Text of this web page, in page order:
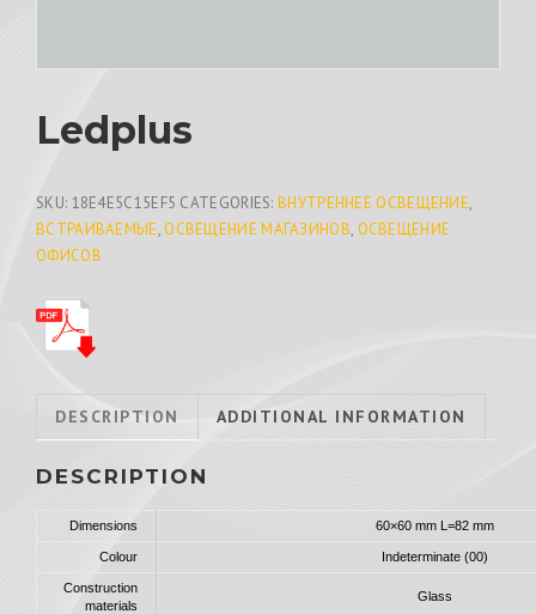
Ledplus
SKU: 18E4E5C15EF5 CATEGORIES:ВНУТРЕННЕЕ ОСВЕЩЕНИЕ,
ВСТРАИВАЕМЫЕ, ОСВЕЩЕНИЕ МАГАЗИНОВ, ОСВЕЩЕНИЕ
ОФИСОВ
DESCRIPTION ADDITIONAL INFORMATION
DESCRIPTION
Dimensions 60×60 mm L=82 mm
Colour Indeterminate (00)
Construction
materials
Glass